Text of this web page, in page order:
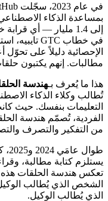
إلى 1.4 مليار — أي
الإحصائية دليلاً على تحوّل
مطالبات. إنهم يكتبون
هذا ما يُعرف بـ هندسة
تُطالب وكلاء الذكاء
التعليمات بنفسك. حيث
الفردية، تُصمّم هندسة
من التفكير والتصرف
يستلزم كتابة مطالبة،
تعكس هندسة الحلقات هذه
الشخص الذي يُطالب
الذي يُطالب الوكيل.